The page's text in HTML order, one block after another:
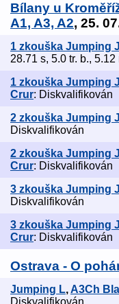
Bílany u
A1, A3, A2, 25.
1 zkouška Jumping
28.71 s, 5.0 tr. b., 5.12
1 zkouška Jumping
Crur: Diskvalifikován
2 zkouška Jumping
Diskvalifikován
2 zkouška Jumping
Crur: Diskvalifikován
3 zkouška Jumping
Diskvalifikován
3 zkouška Jumping
Crur: Diskvalifikován
Ostrava - O
Jumping L,A3Ch